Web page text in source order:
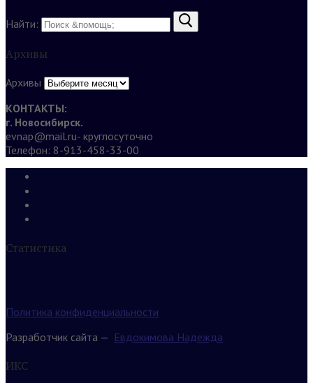
Найти:
Архивы
Архивы
КОНТАКТЫ:
г. Новосибирск.
evnap@mail.ru- круглосуточно
Телефон: 8-913-458-33-00
Статистика
Политика конфиденциальности
Разработчик сайта — Евдокимова Надежда
ИКС